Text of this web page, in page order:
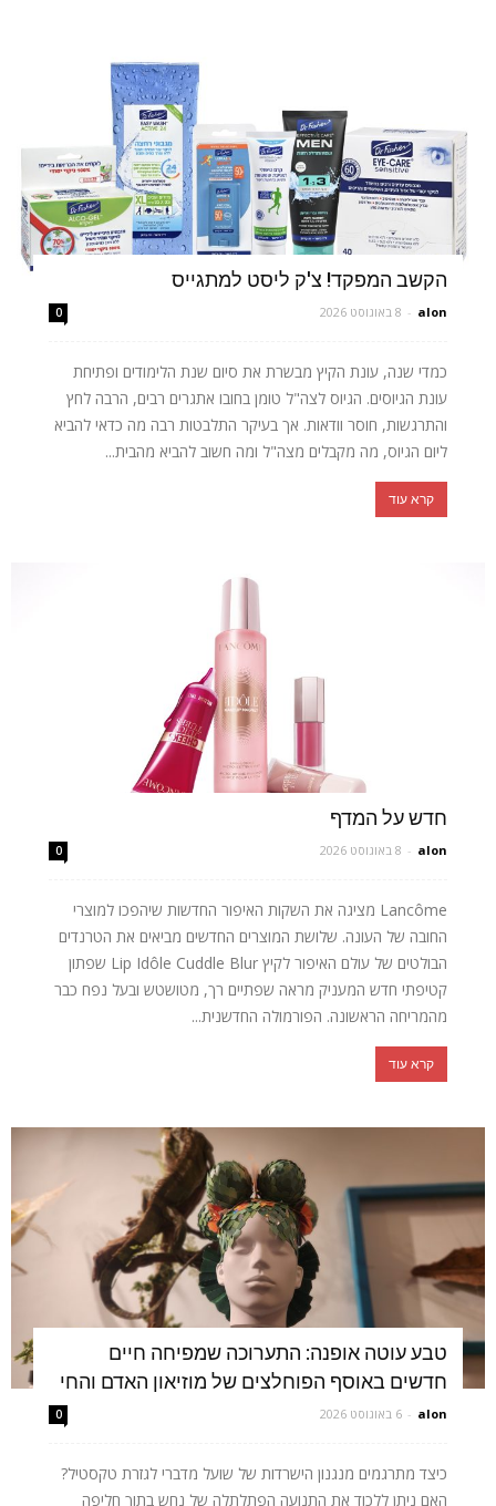
הקשב המפקד! צ'ק ליסט למתגייס
alon
- 8 באוגוסט 2026 0
כמדי שנה, עונת הקיץ מבשרת את סיום שנת הלימודים ופתיחת
עונת הגיוסים. הגיוס לצה"ל טומן בחובו אתגרים רבים, הרבה לחץ
והתרגשות, חוסר וודאות. אך בעיקר התלבטות רבה מה כדאי להביא
ליום הגיוס, מה מקבלים מצה"ל ומה חשוב להביא מהבית...
קרא עוד
חדש על המדף
alon
- 8 באוגוסט 2026 0
Lancôme מציגה את השקות האיפור החדשות שיהפכו למוצרי
החובה של העונה. שלושת המוצרים החדשים מביאים את הטרנדים
הבולטים של עולם האיפור לקיץ Lip Idôle Cuddle Blur שפתון
קטיפתי חדש המעניק מראה שפתיים רך, מטושטש ובעל נפח כבר
מהמריחה הראשונה. הפורמולה החדשנית...
קרא עוד
טבע עוטה אופנה: התערוכה שמפיחה חיים
חדשים באוסף הפוחלצים של מוזיאון האדם והחי
alon
- 6 באוגוסט 2026 0
כיצד מתרגמים מנגנון הישרדות של שועל מדברי לגזרת טקסטיל?
האם ניתן ללכוד את התנועה הפתלתלה של נחש בתוך חליפה